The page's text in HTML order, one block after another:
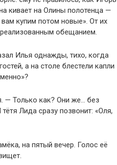
кивает на Олины полотенца —
купим потом новые». От их
обещанием.
Илья однажды, тихо, когда
а на столе блестели капли
— Только как? Они же… без
Лида сразу позвонит: «Оля,
на пятый вечер. Голос её